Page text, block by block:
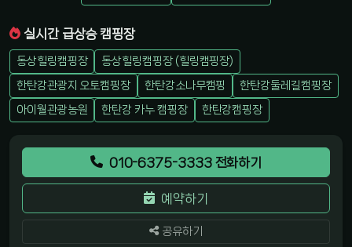
실시간 급상승 캠핑장
동상힐링캠핑장
동상힐링캠핑장 (힐링캠핑장)
한탄강관광지 오토캠핑장
한탄강소나무캠핑
한탄강둘레길캠핑장
아이월관광농원
한탄강 카누 캠핑장 한탄강캠핑장
010-6375-3333 전화하기
예약하기
공유하기